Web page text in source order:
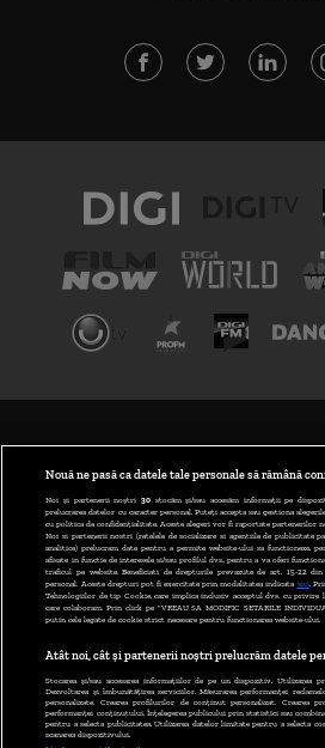
ABONARE DIGI TV
GESTIONAȚI
CODUL DIGI24
CAMERE WEB
CONTACT/INFO
Nouă ne pasă ca datele tale personale să rămână
Noi și partenerii noștri 30stocăm și/sau accesăm informații pe
prelucrarea datelor cu caracter personal. Puteți accepta sau gestiona
cu politica de confidențialitate. Aceste alegeri vor fi raportate partenerilor
Noi si partenerii nostri (retelele de socializare si agentiile de publicitate
analitice) prelucram date pentru a permite website-ului sa functioneze,
afisate in functie de interesele si/sau profilul dvs., pentru a va oferi
traficul pe website. Beneficiati de drepturile prevazute de art. 15-22
personal. Aceste drepturi pot fi exercitate prin modalitatea indicata aici.
Tehnologiilor de tip Cookie, care implica inclusiv acceptul dvs. cu privire
care colaboram. Prin click pe “VREAU SA MODIFIC SETARILE
putin cele legate de cookie strict necesare pentru functionarea website-ului.
Atât noi, cât și partenerii noștri prelucrăm datele
Stocarea și/sau accesarea informațiilor de pe un dispozitiv. Utilizarea
Dezvoltarea și îmbunătățirea serviciilor. Măsurarea performanței
personalizate. Crearea profilurilor de conținut personalizat. Crearea
performanței conținutului. Înțelegerea publicului prin statistici sau
pentru a selecta publicitatea. Utilizarea datelor limitate pentru a selecta
scanarea dispozitivului.